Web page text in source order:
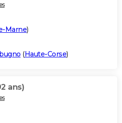
Marne)
(Haute-Corse)
ans)